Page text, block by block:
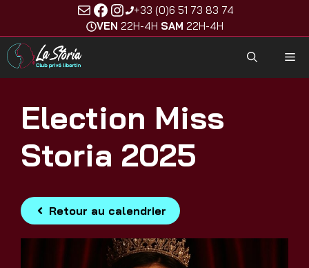
contenu
E-mailFacebook
Instagram
+33 (0)6 51 73 83 74
VEN 22H-4H SAM 22H-4H
Election Miss
Storia 2025
Retour au calendrier